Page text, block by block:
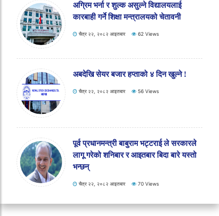
महिला समूहसँग नेपाल बीमा प्राधिकरणद्वारा बीमा
सम्बन्धी अन्तरक्रिया कार्यक्रम सम्पन्न
चैत्र २२, २०८२ आइतबार 61 Views
अग्रिम भर्ना र शुल्क असुल्ने विद्यालयलाई
अबदेखि सेयर बजार हप्ताको ४ दिन खुल्ने !
चैत्र २२, २०८२ आइतबार 56 Views